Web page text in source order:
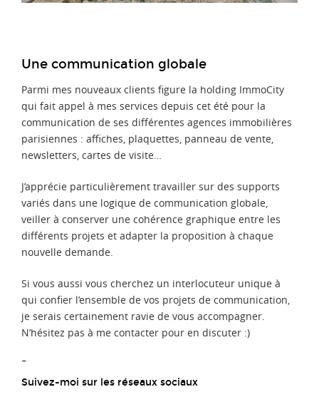
Une communication globale
Parmi mes nouveaux clients figure la holding ImmoCity
qui fait appel à mes services depuis cet été pour la
communication de ses différentes agences immobilières
parisiennes : affiches, plaquettes, panneau de vente,
newsletters, cartes de visite…
J’apprécie particulièrement travailler sur des supports
variés dans une logique de communication globale,
veiller à conserver une cohérence graphique entre les
différents projets et adapter la proposition à chaque
nouvelle demande.
Si vous aussi vous cherchez un interlocuteur unique à
qui confier l’ensemble de vos projets de communication,
je serais certainement ravie de vous accompagner.
N’hésitez pas à me contacter pour en discuter :)
–
Suivez-moi sur les réseaux sociaux